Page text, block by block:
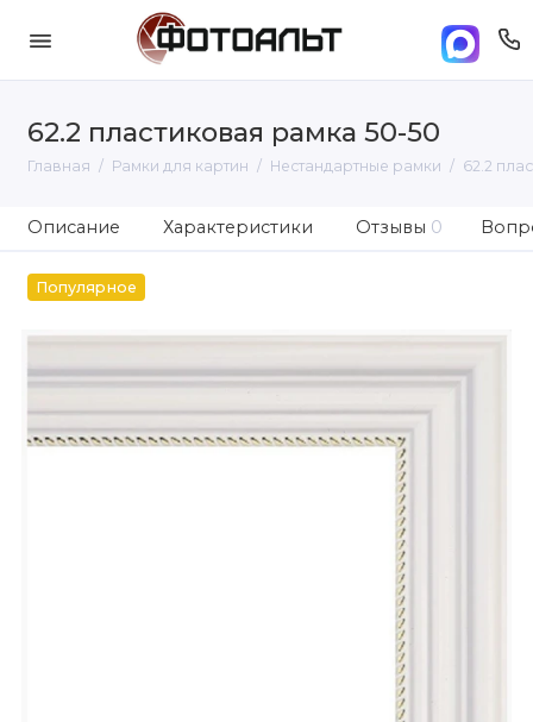
62.2 пластиковая рамка 50-50
Главная Рамки для картин Нестандартные рамки 62.2
Описание Характеристики Отзывы 0
Популярное